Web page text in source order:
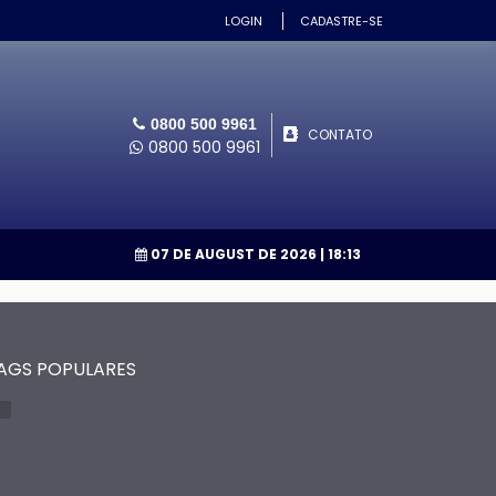
LOGIN CADASTRE-SE
0800 500 9961
0800 500 9961
CONTATO
07 DE AUGUST DE 2026 | 18:13
POPULARES